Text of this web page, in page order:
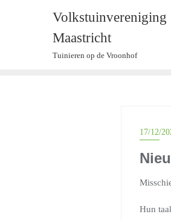
Volkstuinvereniging
Maastricht
Tuinieren op de Vroonhof
17/12/
Hun